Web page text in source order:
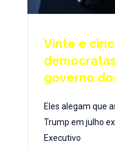
Vinte e
governo
Eles alegam que
Trump em julho
Executivo